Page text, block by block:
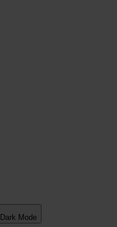
Dark Mode